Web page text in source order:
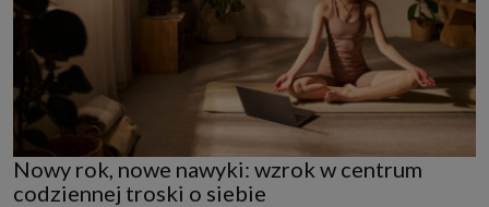
Nowy rok, nowe nawyki: wzrok w centrum
codziennej troski o siebie